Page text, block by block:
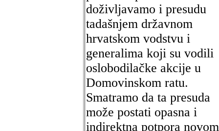
doživljavamo i presudu
tadašnjem državnom
hrvatskom vodstvu i
generalima koji su vodili
oslobodilačke akcije u
Domovinskom ratu.
Smatramo da ta presuda
može postati opasna i
indirektna potpora novom